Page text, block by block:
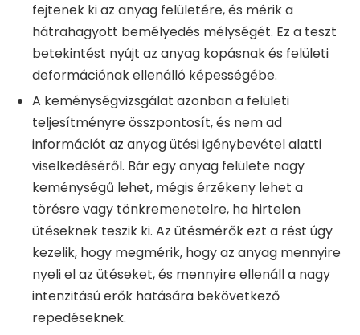
fejtenek ki az anyag felületére, és mérik a
hátrahagyott bemélyedés mélységét. Ez a teszt
betekintést nyújt az anyag kopásnak és felületi
deformációnak ellenálló képességébe.
A keménységvizsgálat azonban a felületi
teljesítményre összpontosít, és nem ad
információt az anyag ütési igénybevétel alatti
viselkedéséről. Bár egy anyag felülete nagy
keménységű lehet, mégis érzékeny lehet a
törésre vagy tönkremenetelre, ha hirtelen
ütéseknek teszik ki. Az ütésmérők ezt a rést úgy
kezelik, hogy megmérik, hogy az anyag mennyire
nyeli el az ütéseket, és mennyire ellenáll a nagy
intenzitású erők hatására bekövetkező
repedéseknek.